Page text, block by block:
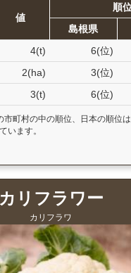
値
順
島根県
4(t) 6(位)
2(ha) 3(位)
3(t) 6(位)
市町村の中の順位、日本の順位
います。
カリフラワー
カリフラワ